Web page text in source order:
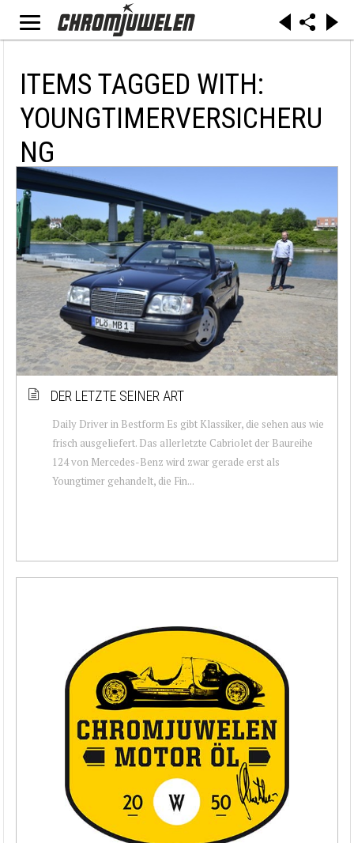
ITEMS TAGGED WITH:
YOUNGTIMERVERSICHERU
NG
DER LETZTE SEINER ART
Daily Driver in Bestform Es gibt Klassiker, die sehen aus wie
frisch ausgeliefert. Das allerletzte Cabriolet der Baureihe
124 von Mercedes-Benz wird zwar gerade erst als
Youngtimer gehandelt, die Fin...